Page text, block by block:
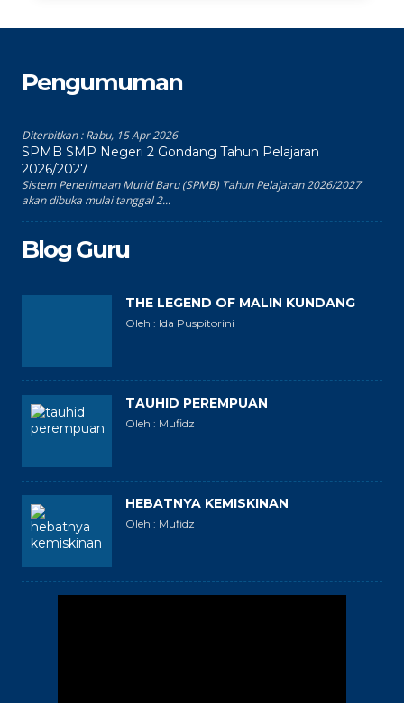
Pengumuman
Diterbitkan :Rabu, 15 Apr 2026
SPMB SMP Negeri 2 Gondang Tahun Pelajaran
2026/2027
Sistem Penerimaan Murid Baru (SPMB) Tahun Pelajaran 2026/2027
akan dibuka mulai tanggal 2...
Blog Guru
THE LEGEND OF MALIN KUNDANG
Oleh : Ida Puspitorini
TAUHID PEREMPUAN
Oleh : Mufidz
HEBATNYA KEMISKINAN
Oleh : Mufidz